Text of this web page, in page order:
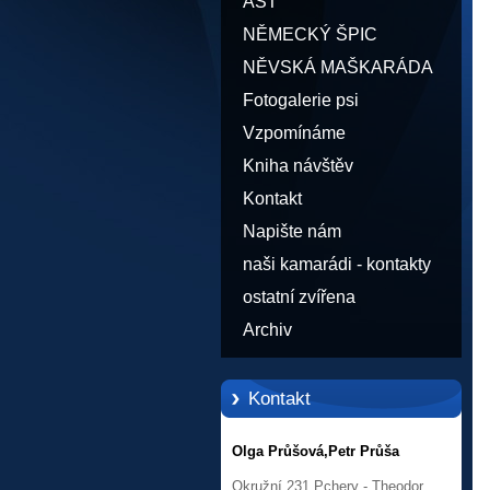
NĚMECKÝ ŠPIC
NĚVSKÁ MAŠKARÁDA
Fotogalerie psi
Vzpomínáme
Kniha návštěv
Kontakt
Napište nám
naši kamarádi - kontakty
ostatní zvířena
Archiv
Kontakt
Olga Průšová,Petr Průša
Okružní 231,Pchery - Theodor